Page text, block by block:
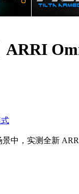
ARRI
中，实测全新